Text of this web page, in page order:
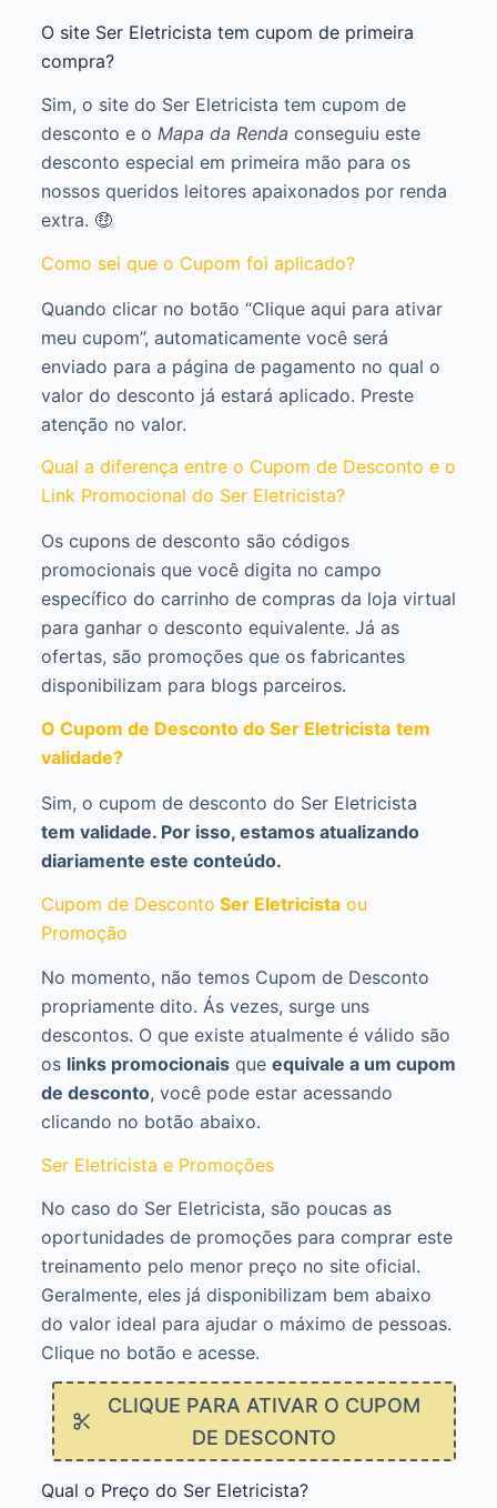
O site Ser Eletricista tem cupom de primeira
compra?
Sim, o site do Ser Eletricista tem cupom de
desconto e o Mapa da Renda conseguiu este
desconto especial em primeira mão para os
nossos queridos leitores apaixonados por renda
extra. 🤑
Como sei que o Cupom foi aplicado?
Quando clicar no botão “Clique aqui para ativar
meu cupom”, automaticamente você será
enviado para a página de pagamento no qual o
valor do desconto já estará aplicado. Preste
atenção no valor.
Qual a diferença entre o Cupom de Desconto e o
Link Promocional do Ser Eletricista?
Os cupons de desconto são códigos
promocionais que você digita no campo
específico do carrinho de compras da loja virtual
para ganhar o desconto equivalente. Já as
ofertas, são promoções que os fabricantes
disponibilizam para blogs parceiros.
O Cupom de Desconto do Ser Eletricista tem
validade?
Sim, o cupom de desconto do Ser Eletricista
tem validade. Por isso, estamos atualizando
diariamente este conteúdo.
Cupom de Desconto Ser Eletricista ou
Promoção
No momento, não temos Cupom de Desconto
propriamente dito. Ás vezes, surge uns
descontos. O que existe atualmente é válido são
os links promocionaisque equivale a um cupom
de desconto, você pode estar acessando
clicando no botão abaixo.
Ser Eletricista e Promoções
No caso do Ser Eletricista, são poucas as
oportunidades de promoções para comprar este
treinamento pelo menor preço no site oficial.
Geralmente, eles já disponibilizam bem abaixo
do valor ideal para ajudar o máximo de pessoas.
Clique no botão e acesse.
CLIQUE PARA ATIVAR O CUPOM
DE DESCONTO
Qual o Preço do Ser Eletricista?